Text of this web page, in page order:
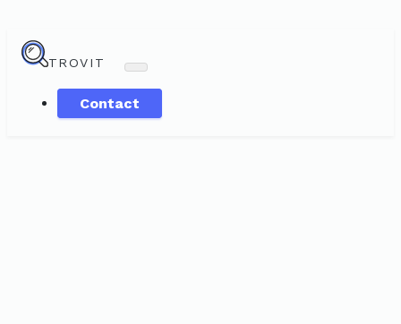
TROVIT
Contact